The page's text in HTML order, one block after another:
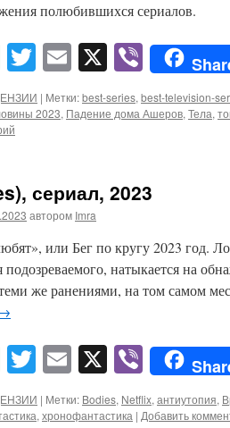
полюбившихся сериалов.
WhatsApp
Twitter
Email
X Viber
| Метки:best-series,best-television-
2023, Падение дома Ашеров,Тела,
сериал, 2023
автором Imra
или Бег по кругу 2023 год.
подозреваемого, натыкается на
же ранениями, на том самом
WhatsApp
Twitter
Email
X Viber
| Метки: Bodies, Netflix, антиутопия,
, хронофантастика | Добавить